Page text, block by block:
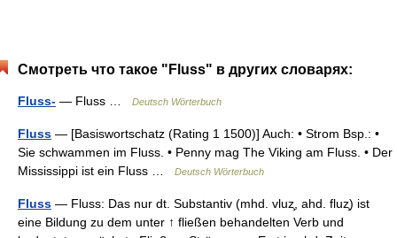
Смотреть что такое "Fluss" в других словарях:
Fluss- — Fluss … Deutsch Wörterbuch
Fluss — [Basiswortschatz (Rating 1 1500)] Auch: • Strom Bsp.: •
Sie schwammen im Fluss. • Penny mag The Viking am Fluss. • Der
Mississippi ist ein Fluss …
Deutsch Wörterbuch
Fluss — Fluss: Das nur dt. Substantiv (mhd. vluz̧, ahd. fluz̧) ist
eine Bildung zu dem unter ↑ fließen behandelten Verb und